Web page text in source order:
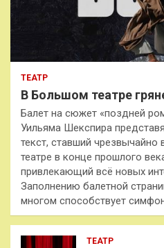
ТЕАТР
В Большом театре
Балет на сюжет «поздней
Уильяма Шекспира
текст, ставший
театре в конце прошлого
привлекающий всё новых
Заполнению балетной
многом способствует
ТЕАТР